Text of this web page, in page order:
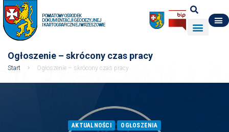
POWIATOWY OŚRODEK
DOKUMENTACJI GEODEZYJNEJ
I KARTOGRAFICZNEJ W RZESZOWIE
Ogłoszenie – skrócony czas pracy
Start Ogłoszenie – skrócony czas pracy
AKTUALNOŚCI OGŁOSZENIA